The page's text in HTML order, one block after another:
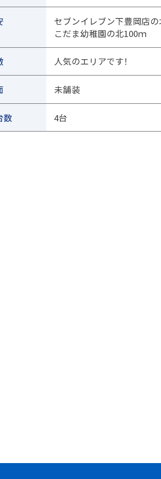
セブンイレブン下豊岡店
こだま幼稚園の北100ｍ
人気のエリアです！
未舗装
数 4台